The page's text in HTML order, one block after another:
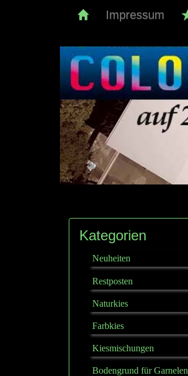
Impressum
Kategorien
Neuheiten
Restposten
Naturkies
Farbkies
Kiesmischungen
Bodengrund für Garnelen